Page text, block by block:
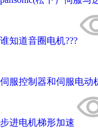
谁知道音圈电机???
伺服控制器和伺服电动
步进电机梯形加速